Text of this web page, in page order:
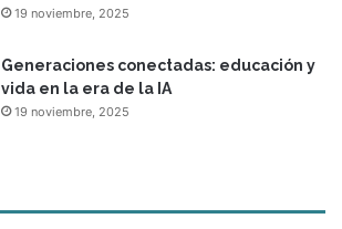
19 noviembre, 2025
Generaciones conectadas: educación y
vida en la era de la IA
19 noviembre, 2025